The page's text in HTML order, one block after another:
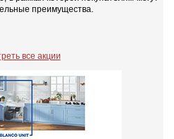
преимущества.
все акции